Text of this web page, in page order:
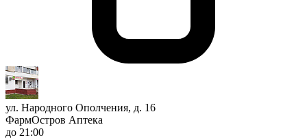
ул. Народного Ополчения, д. 16
ФармОстров Аптека
до 21:00